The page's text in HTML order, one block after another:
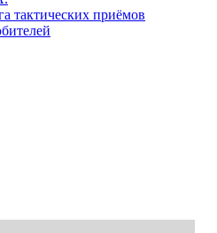
тактических приёмов